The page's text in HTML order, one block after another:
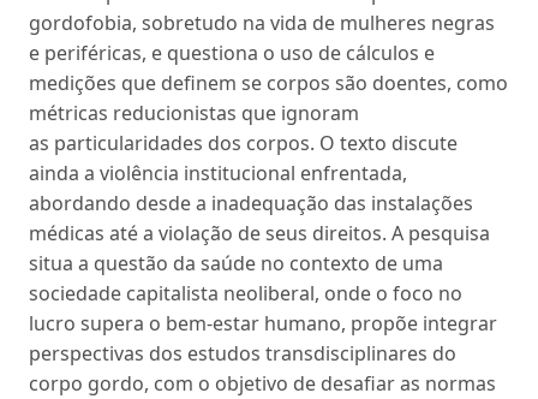
gordofobia, sobretudo na vida de mulheres negras
e periféricas, e questiona o uso de cálculos e
medições que definem se corpos são doentes, como
métricas reducionistas que ignoram
as particularidades dos corpos. O texto discute
ainda a violência institucional enfrentada,
abordando desde a inadequação das instalações
médicas até a violação de seus direitos. A pesquisa
situa a questão da saúde no contexto de uma
sociedade capitalista neoliberal, onde o foco no
lucro supera o bem-estar humano, propõe integrar
perspectivas dos estudos transdisciplinares do
corpo gordo, com o objetivo de desafiar as normas